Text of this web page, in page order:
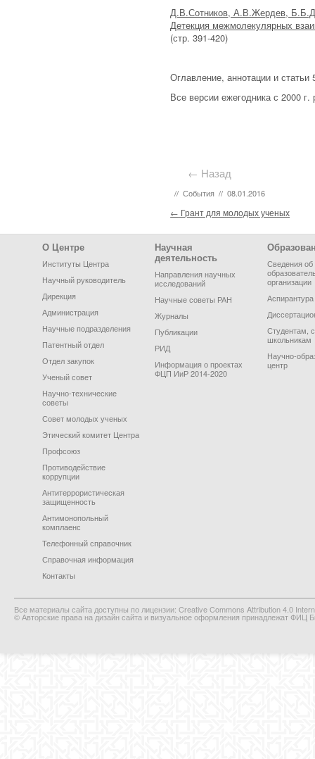
Д.В.Сотников, А.В.Жердев,
Детекция межмолекулярных
(стр. 391-420)
Оглавление, аннотации и
Все версии ежегодника с 2000
← Назад
// События // 08.01.2016
Post navigation
← Грант для молодых ученых
Footer Menu
О Центре
Институты Центра
Научный руководитель
Дирекция
Администрация
Научные подразделения
Патентный отдел
Отдел закупок
Ученый совет
Научно-технические
советы
Совет молодых ученых
Этический комитет Центра
Профсоюз
Противодействие
коррупции
Антитеррористическая
защищенность
Антимонопольный
комплаенс
Телефонный справочник
Справочная информация
Контакты
Научная
деятельность
Направления научных
исследований
Научные советы РАН
Журналы
Публикации
РИД
Информация о проектах
ФЦП ИиР 2014-2020
Сведения об
организации
Аспирантура
Студентам,
школьникам
Научно-
центр
Все материалы сайта доступны по лицензии: Creative Commons Attribution 4.0
© Авторские права на дизайн сайта и визуальное оформления принадлежат ФИЦ